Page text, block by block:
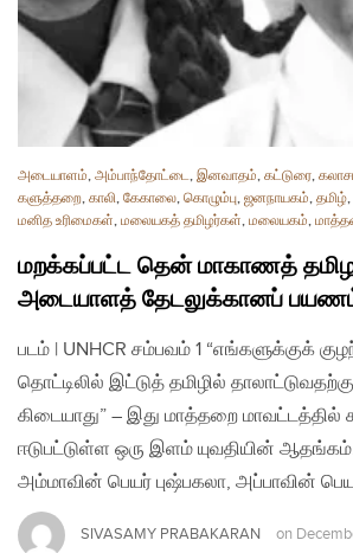
அடையாளம், அம்பாந்தோட்டை, இனவாதம், கட்டுரை,
களுத்தறை, காலி, கேகாலை, கொழும்பு, ஜனநாயகம், தமிழ்,
மனித உரிமைகள், மலையகத் தமிழர்கள், மலையகம்,
மறக்கப்பட்ட தென் மாகாணத்
அடையாளத் தேடலுக்கானப்
படம் | UNHCR சம்பவம் 1 “எங்களுக்குக்
தொட்டிலில் இட்டுத் தமிழில்
கிடையாது” – இது மாத்தறை மாவட்டத்தில்
ஈடுபட்டுள்ள ஒரு இளம் யுவதியின்
அம்மாவின் பெயர் புஷ்பகலா, அப்பாவின்
SIVASAMY PRABAKARAN on